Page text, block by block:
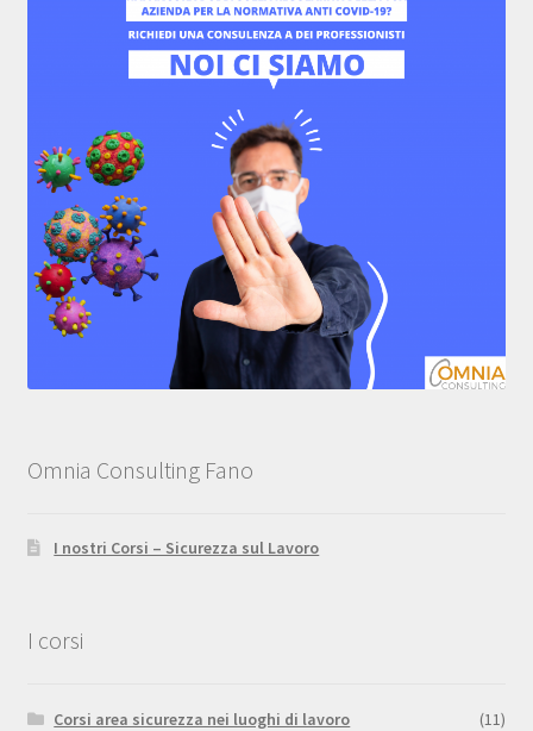
Omnia Consulting Fano
I nostri Corsi – Sicurezza sul Lavoro
I corsi
Corsi area sicurezza nei luoghi di lavoro
(11)